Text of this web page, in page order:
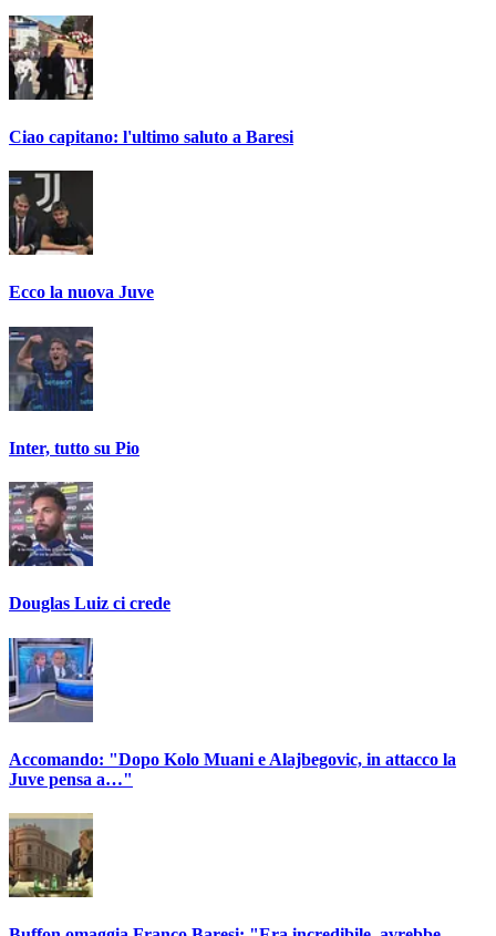
Ciao capitano: l'ultimo saluto a Baresi
Ecco la nuova Juve
Inter, tutto su Pio
Douglas Luiz ci crede
Accomando: "Dopo Kolo Muani e Alajbegovic, in attacco la
Juve pensa a…"